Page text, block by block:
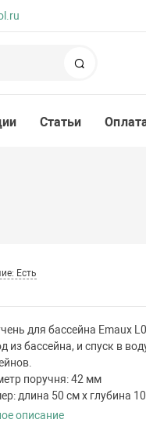
Статьи
Есть
для бассейна Emaux
из бассейна, и спуск в
поручня: 42 мм
длина 50 см х глубина
описание